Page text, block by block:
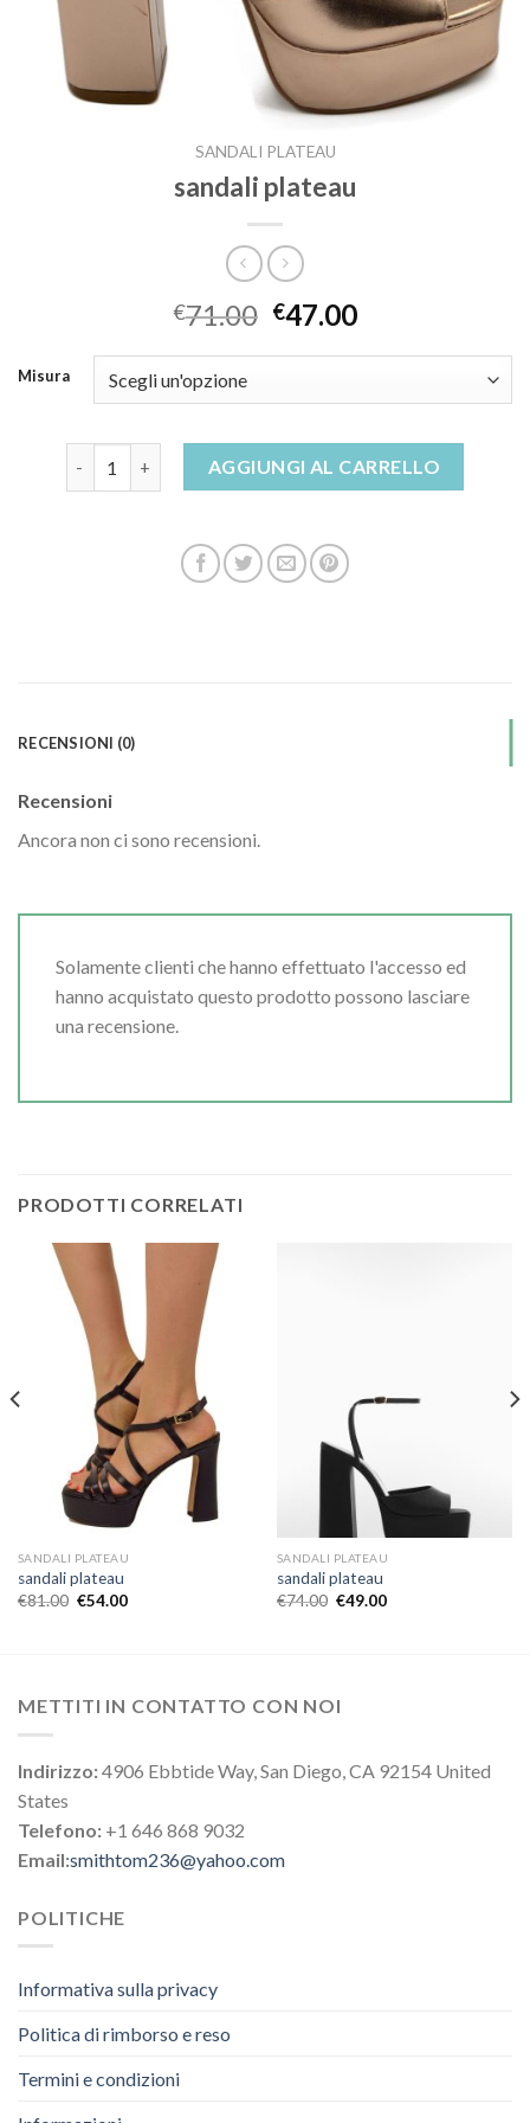
SANDALI PLATEAU
sandali plateau
€71.00 €47.00
Misura
sandali plateau quantitàAGGIUNGI AL CARRELLO
RECENSIONI (0)
Recensioni
Ancora non ci sono recensioni.
Solamente clienti che hanno effettuato l'accesso ed
hanno acquistato questo prodotto possono lasciare
una recensione.
PRODOTTI CORRELATI
SANDALI PLATEAU
sandali plateau
€81.00 €54.00
SANDALI PLATEAU
sandali plateau
€74.00 €49.00
METTITI IN CONTATTO CON NOI
Indirizzo:4906 Ebbtide Way, San Diego, CA 92154 United
States
Telefono: +1 646 868 9032
Email:smithtom236@yahoo.com
POLITICHE
Informativa sulla privacy
Politica di rimborso e reso
Termini e condizioni